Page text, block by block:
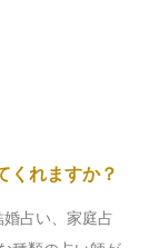
くれますか？
占い、家庭占